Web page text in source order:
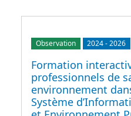
Observation 2024-2026
Formation
professionnels de
environnement
Système